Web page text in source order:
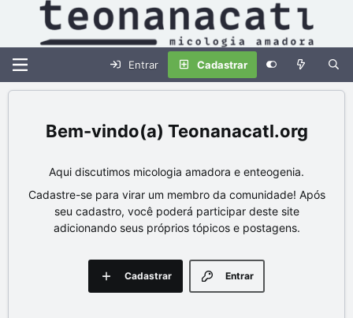
Entrar Cadastrar
Teonanacatl.org
Aqui discutimos micologia amadora e enteogenia.
Cadastre-se para virar um membro da comunidade! Após
seu cadastro, você poderá participar deste site
adicionando seus próprios tópicos e postagens.
Entrar
Cadastrar